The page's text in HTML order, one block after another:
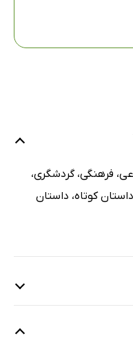
فرهنگی، گردشگری،
کوتاه، داستان